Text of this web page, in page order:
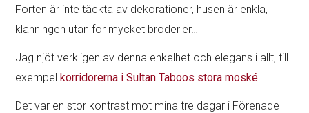
Forten är inte täckta av dekorationer, husen är enkla,
klänningen utan för mycket broderier…
Jag njöt verkligen av denna enkelhet och elegans i allt, till
exempelkorridorerna i Sultan Taboos stora moské
Det var en stor kontrast mot mina tre dagar i Förenade